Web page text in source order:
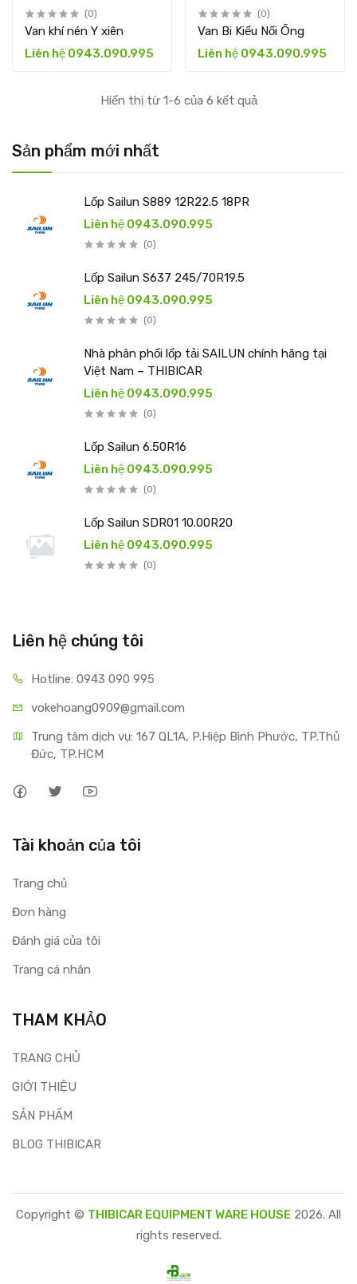
Sản phẩm mới nhất
Lốp Sailun S889 12R22.5 18PR
Liên hệ 0943.090.995
(0)
Lốp Sailun S637 245/70R19.5
Liên hệ 0943.090.995
(0)
Nhà phân phối lốp tải SAILUN chính hãng tại
Việt Nam – THIBICAR
Liên hệ 0943.090.995
(0)
Lốp Sailun 6.50R16
Liên hệ 0943.090.995
(0)
Lốp Sailun SDR01 10.00R20
Liên hệ 0943.090.995
(0)
(0)
Van khí nén Y xiên
Liên hệ 0943.090.995
(0)
Van Bi Kiểu Nối Ống
Liên hệ 0943.090.995
Hiển thị từ 1-6 của 6 kết quả
Liên hệ chúng tôi
Hotline: 0943 090 995
vokehoang0909@gmail.com
Trung tâm dịch vụ: 167 QL1A, P.Hiệp Bình Phước, TP.Thủ
Đức, TP.HCM
Tài khoản của tôi
Trang chủ
Đơn hàng
Đánh giá của tôi
Trang cá nhân
THAM KHẢO
TRANG CHỦ
GIỚI THIỆU
SẢN PHẨM
BLOG THIBICAR
Copyright © THIBICAR EQUIPMENT WARE HOUSE 2026. All
rights reserved.